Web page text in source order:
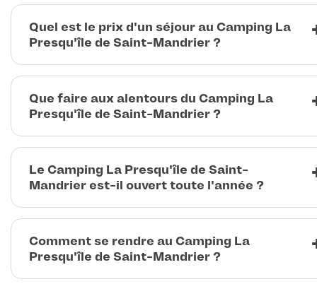
Quel est le prix d'un séjour au Camping La
Presqu'île de Saint-Mandrier ?
Que faire aux alentours du Camping La
Presqu'île de Saint-Mandrier ?
Le Camping La Presqu'île de Saint-
Mandrier est-il ouvert toute l'année ?
Comment se rendre au Camping La
Presqu'île de Saint-Mandrier ?